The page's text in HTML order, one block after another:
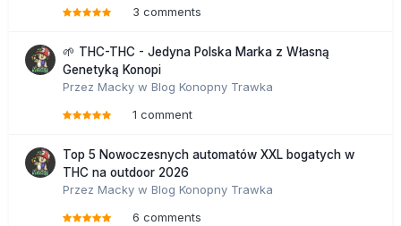
3 comments
🌱 THC-THC - Jedyna Polska Marka z Własną
Genetyką Konopi
Przez Macky w Blog Konopny Trawka
1 comment
Top 5 Nowoczesnych automatów XXL bogatych w
THC na outdoor 2026
Przez Macky w Blog Konopny Trawka
6 comments